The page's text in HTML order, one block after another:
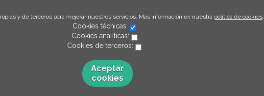
y de terceros para mejorar nuestros servicios. Más información en nuestra política de cookies.
Cookies técnicas:
Cookies analíticas:
Cookies de terceros:
Aceptar
cookies